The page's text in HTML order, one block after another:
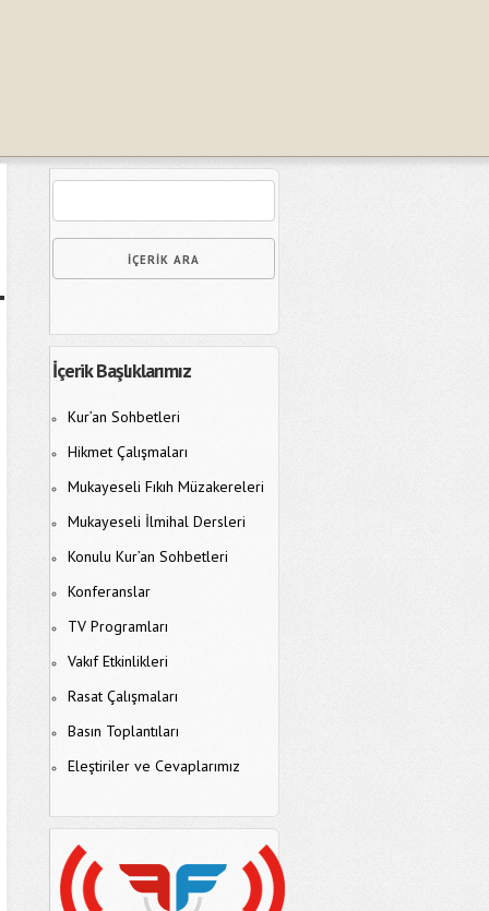
İçerik Başlıklarımız
Kur’an Sohbetleri
Hikmet Çalışmaları
Mukayeseli Fıkıh Müzakereleri
Mukayeseli İlmihal Dersleri
Konulu Kur’an Sohbetleri
Konferanslar
TV Programları
Vakıf Etkinlikleri
Rasat Çalışmaları
Basın Toplantıları
Eleştiriler ve Cevaplarımız